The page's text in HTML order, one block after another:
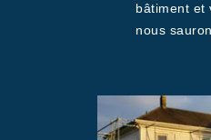
bâtiment et
nous